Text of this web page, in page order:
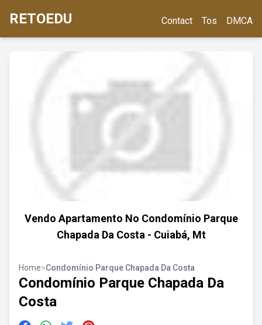
RETOEDU Contact Tos DMCA
Vendo Apartamento No Condomínio Parque
Chapada Da Costa - Cuiabá, Mt
Home>Condomínio Parque Chapada Da Costa
Condomínio Parque Chapada Da
Costa